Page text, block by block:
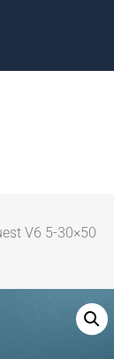
V6 5-30×50